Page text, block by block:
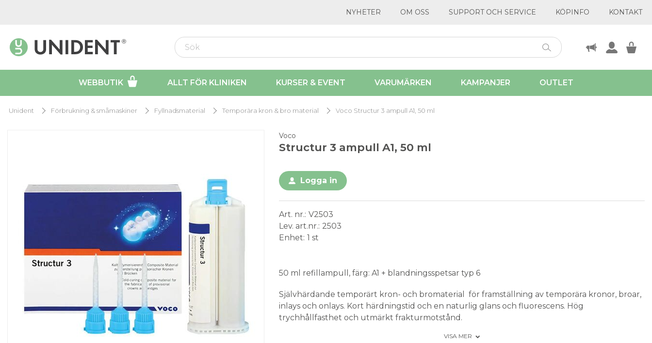
NYHETER OM OSS SUPPORT OCH SERVICE KÖPINFO KONTAKT
WEBBUTIK ALLT FÖR KLINIKEN KURSER & EVENT VARUMÄRKEN KAMPANJER OUTLET
Unident Förbrukning & småmaskiner Fyllnadsmaterial Temporära kron & bro material Voco Structur 3 ampull A1, 50 ml
Voco
Structur 3 ampull A1, 50 ml
Logga in
Art. nr. V2503
Lev. art.nr. 2503
Enhet 1 st
50 ml refillampull, färg: A1 + blandningsspetsar typ 6
Självhärdande temporärt kron- och bromaterial för framställning av temporära kronor, broar,
inlays och onlays. Kort härdningstid och en naturlig glans och fluorescens. Hög
trychhållfasthet och utmärkt frakturmotstånd.
VISA MER